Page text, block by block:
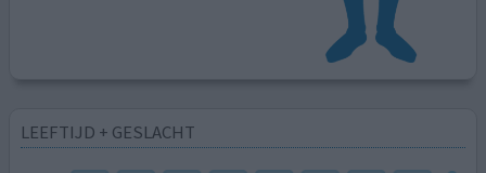
LEEFTIJD + GESLACHT